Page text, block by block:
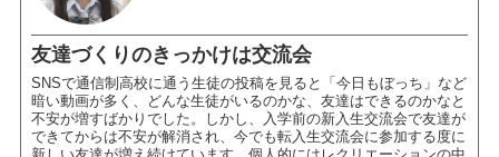
友達づくりのきっかけは交流会
SNSで通信制高校に通う生徒の投稿を見ると「今日もぼっち」など
暗い動画が多く、どんな生徒がいるのかな、友達はできるのかなと
不安が増すばかりでした。しかし、入学前の新入生交流会で友達が
できてからは不安が解消され、今でも転入生交流会に参加する度に